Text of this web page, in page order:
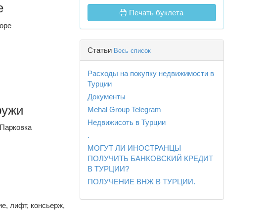
Парковка
лифт, консьерж,
Печать буклета
Статьи Весь список
Расходы на покупку недвижимости в
Турции
Документы
Mehal Group Telegram
Недвижисоть в Турции
.
МОГУТ ЛИ ИНОСТРАНЦЫ
ПОЛУЧИТЬ БАНКОВСКИЙ КРЕДИТ
В ТУРЦИИ?
ПОЛУЧЕНИЕ ВНЖ В ТУРЦИИ.